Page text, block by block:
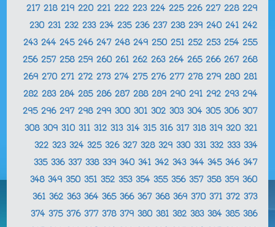
217 218 219 220 221 222 223 224 225 226 227 228 229
230 231 232 233 234 235 236 237 238 239 240 241 242
243 244 245 246 247 248 249 250 251 252 253 254 255
256 257 258 259 260 261 262 263 264 265 266 267 268
269 270 271 272 273 274 275 276 277 278 279 280 281
282 283 284 285 286 287 288 289 290 291 292 293 294
295 296 297 298 299 300 301 302 303 304 305 306 307
308 309 310 311 312 313 314 315 316 317 318 319 320 321
322 323 324 325 326 327 328 329 330 331 332 333 334
335 336 337 338 339 340 341 342 343 344 345 346 347
348 349 350 351 352 353 354 355 356 357 358 359 360
361 362 363 364 365 366 367 368 369 370 371 372 373
374 375 376 377 378 379 380 381 382 383 384 385 386